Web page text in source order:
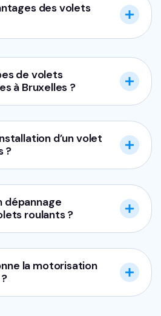
des volets
de volets
à Bruxelles ?
d’un volet
?
dépannage
roulants ?
la motorisation